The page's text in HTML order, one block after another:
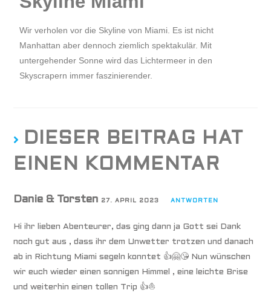
Wir verholen vor die Skyline von Miami. Es ist nicht
Manhattan aber dennoch ziemlich spektakulär. Mit
untergehender Sonne wird das Lichtermeer in den
Skyscrapern immer faszinierender.
DIESER BEITRAG HAT
EINEN KOMMENTAR
Danie & Torsten 27. APRIL 2023 ANTWORTEN
Hi ihr lieben Abenteurer, das ging dann ja Gott sei Dank
noch gut aus , dass ihr dem Unwetter trotzen und danach
ab in Richtung Miami segeln konntet 👍🤗😘 Nun wünschen
wir euch wieder einen sonnigen Himmel , eine leichte Brise
und weiterhin einen tollen Trip 👍⛵️